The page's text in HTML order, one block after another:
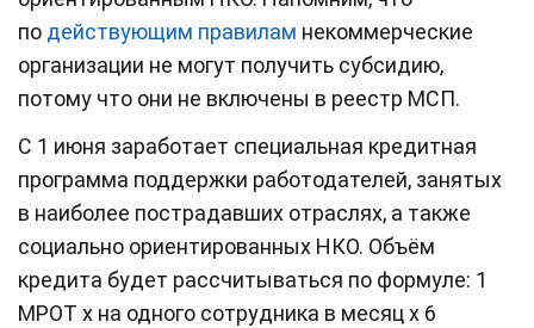
по действующим правилам некоммерческие
организации не могут получить субсидию,
потому что они не включены в реестр МСП.
С 1 июня заработает специальная кредитная
программа поддержки работодателей, занятых
в наиболее пострадавших отраслях, а также
социально ориентированных НКО. Объём
кредита будет рассчитываться по формуле: 1
МРОТ х на одного сотрудника в месяц х 6